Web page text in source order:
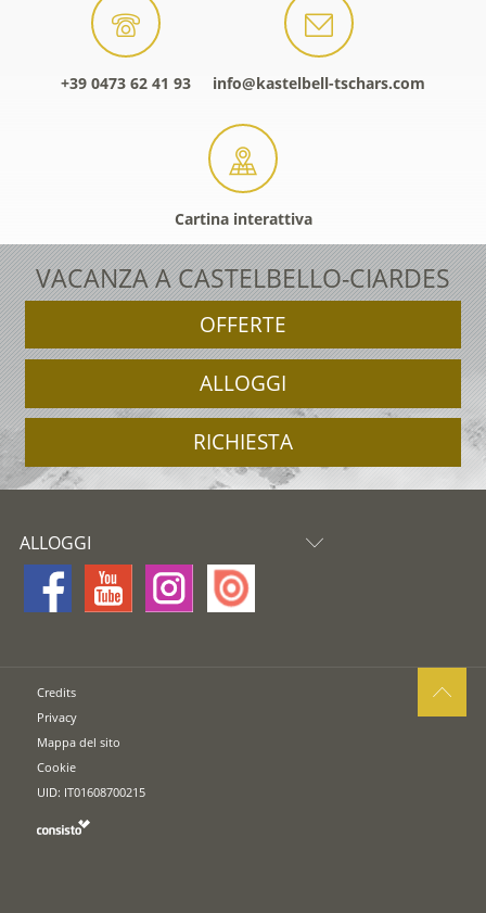
+39 0473 62 41 93 info@kastelbell-tschars.com
Cartina interattiva
VACANZA A CASTELBELLO-CIARDES
OFFERTE
ALLOGGI
RICHIESTA
ALLOGGI
Credits
Privacy
Mappa del sito
Cookie
UID: IT01608700215